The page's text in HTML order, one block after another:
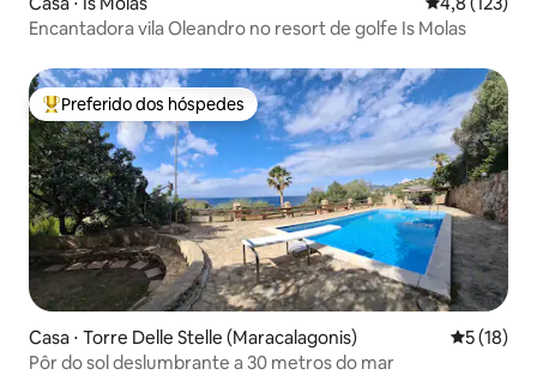
Encantadora vila Oleandro no resort de golfe Is Molas
Entre os melhores preferidos dos hóspedes
Preferido dos hóspedes
Casa ⋅ Torre Delle Stelle (Maracalagonis) 5 de uma
5 (18)
Pôr do sol deslumbrante a 30 metros do mar